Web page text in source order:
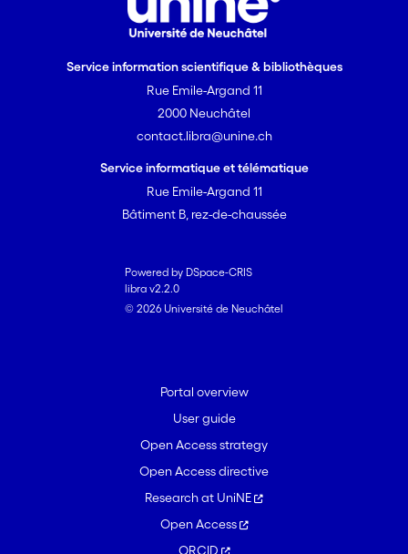
Service information scientifique & bibliothèques
Rue Emile-Argand 11
2000 Neuchâtel
contact.libra@unine.ch
Service informatique et télématique
Rue Emile-Argand 11
Bâtiment B, rez-de-chaussée
Powered by DSpace-CRIS
libra v2.2.0
© 2026 Université de Neuchâtel
Portal overview
User guide
Open Access strategy
Open Access directive
Research at UniNE
Open Access
ORCID